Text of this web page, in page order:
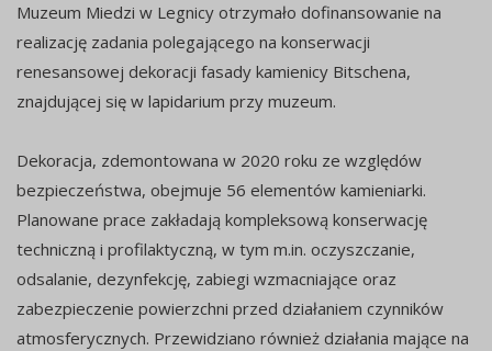
Muzeum Miedzi w Legnicy otrzymało dofinansowanie na
realizację zadania polegającego na konserwacji
renesansowej dekoracji fasady kamienicy Bitschena,
znajdującej się w lapidarium przy muzeum.
Dekoracja, zdemontowana w 2020 roku ze względów
bezpieczeństwa, obejmuje 56 elementów kamieniarki.
Planowane prace zakładają kompleksową konserwację
techniczną i profilaktyczną, w tym m.in. oczyszczanie,
odsalanie, dezynfekcję, zabiegi wzmacniające oraz
zabezpieczenie powierzchni przed działaniem czynników
atmosferycznych. Przewidziano również działania mające na